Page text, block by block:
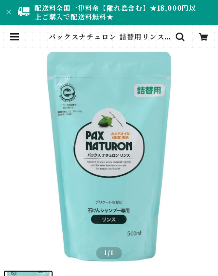
配送料全国一律料金【離れ島含む】★18,000円以
上ご購入で配送料無料★
パックスナチュロン 詰替用リンス |
1/1